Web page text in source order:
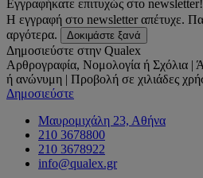
Εγγραφήκατε επιτυχώς στο newsletter!
Η εγγραφή στο newsletter απέτυχε.
αργότερα.
Δοκιμάστε ξανά
Δημοσιεύστε στην Qualex
Αρθρογραφία, Νομολογία ή Σχόλια
ή ανώνυμη | Προβολή σε χιλιάδες
Δημοσιεύστε
Μαυρομιχάλη 23, Αθήνα
210 3678800
210 3678922
info@qualex.gr